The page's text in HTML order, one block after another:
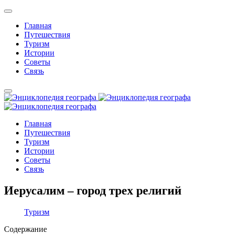
Главная
Путешествия
Туризм
Истории
Советы
Связь
Главная
Путешествия
Туризм
Истории
Советы
Связь
Иерусалим – город трех религий
Туризм
Содержание